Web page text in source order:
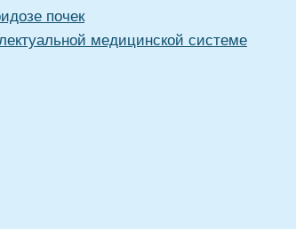
почек
медицинской системе